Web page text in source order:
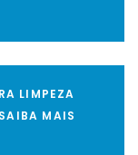
LIMPEZA
MAIS